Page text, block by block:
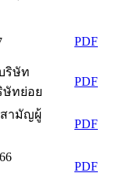
PDF
ริษัท
ษัทย่อย
PDF
สามัญผู้
PDF
PDF